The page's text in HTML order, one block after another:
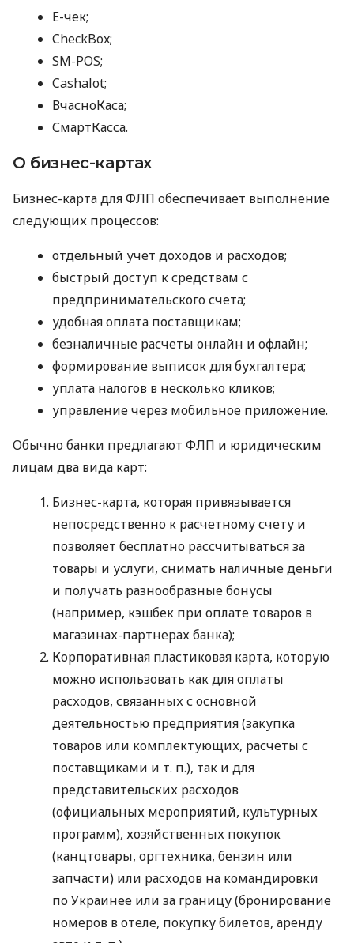
E-чек;
CheckBox;
SM-POS;
Cashalot;
ВчасноКаса;
СмартКасса.
О бизнес-картах
Бизнес-карта для ФЛП обеспечивает выполнение
следующих процессов:
отдельный учет доходов и расходов;
быстрый доступ к средствам с
предпринимательского счета;
удобная оплата поставщикам;
безналичные расчеты онлайн и офлайн;
формирование выписок для бухгалтера;
уплата налогов в несколько кликов;
управление через мобильное приложение.
Обычно банки предлагают ФЛП и юридическим
лицам два вида карт:
Бизнес-карта, которая привязывается
непосредственно к расчетному счету и
позволяет бесплатно рассчитываться за
товары и услуги, снимать наличные деньги
и получать разнообразные бонусы
(например, кэшбек при оплате товаров в
магазинах-партнерах банка);
Корпоративная пластиковая карта, которую
можно использовать как для оплаты
расходов, связанных с основной
деятельностью предприятия (закупка
товаров или комплектующих, расчеты с
поставщиками и т. п.), так и для
представительских расходов
(официальных мероприятий, культурных
программ), хозяйственных покупок
(канцтовары, оргтехника, бензин или
запчасти) или расходов на командировки
по Украинее или за границу (бронирование
номеров в отеле, покупку билетов, аренду